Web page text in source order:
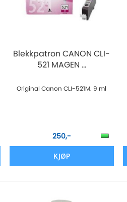
Blekkpatron CANON CLI-
521 MAGEN ...
Original Canon CLI-521M. 9 ml
250,-
KJØP